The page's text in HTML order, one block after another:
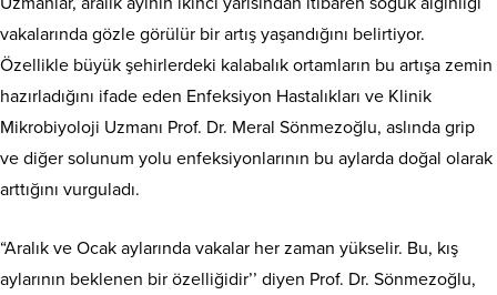
vakalarında gözle görülür bir artış yaşandığını belirtiyor.
Özellikle büyük şehirlerdeki kalabalık ortamların bu artışa zemin
hazırladığını ifade eden Enfeksiyon Hastalıkları ve Klinik
Mikrobiyoloji Uzmanı Prof. Dr. Meral Sönmezoğlu, aslında grip
ve diğer solunum yolu enfeksiyonlarının bu aylarda doğal olarak
arttığını vurguladı.
“Aralık ve Ocak aylarında vakalar her zaman yükselir. Bu, kış
aylarının beklenen bir özelliğidir’’ diyen Prof. Dr. Sönmezoğlu,